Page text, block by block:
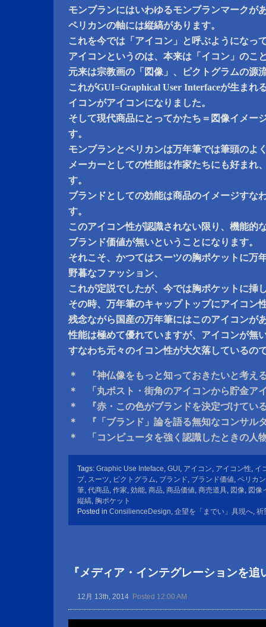
モンブランにはいわゆるモンブランマークが
ペリカンの軸には縦縞があります。
これを今では「アイコン」と呼ぶようになっ
アイコンというのは、本来は「イコン」のこ
元来は宗教画の「図像」、ピクトグラムの源
これがGUI=Graphical User Interfaceが生まれ
イコンがアイコンになりました。
そして現代商品にとってかたち＝図像イメー
す。
モンブランとペリカンは万年筆では筆頭のよ
メーカーとしての性能は作家たちにも好まれ
す。
ブランドとしての効能は商品のイメージすな
す。
このアイコン性が認識されない限り、機能的
ブランド価値が無いということになります。
それこそ、かつてはスーツの胸ポケットに万
野暮なファッション、
これが定説でしたが、今では胸ポケットに挿
その時、万年筆のキャップトップにアイコン
残念ながら国産の万年筆にはこのアイコンが
性能は極めて優れていますが、アイコンが無
すなわち元々のイコン性が大欠落しているの
＊ 『神仏像をもっと知っておきたいと考え
＊ 「丸ポスト・街角のアイコンから貯金ア
＊ 『赤・この色がブランドを決定づけてい
＊ 『「ブランド」論を語る無知なコンサル
＊ 「コンピュータを強く認識したときの人
Tags: Graphic Use Inteface, GUI , アイコン, アイコン性, イ
プ, スーツ, ピクトグラム, ブランド, ブランド価値, ペリカン
筆, 代商品, 作家, 効能, 商品, 商品価値, 商売道具, 図像, 図像
縦縞, 胸ポケット
Posted in ConsilienceDesign, 企望を「までい」具現へ, 祈
『メディア・インテグレーションを
12月 13th, 2014 Posted 12:00 AM